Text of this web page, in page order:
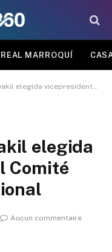
MARROQUÍ
del Comité Olímpico Internacional
elegida
Comité
Aucun commentaire